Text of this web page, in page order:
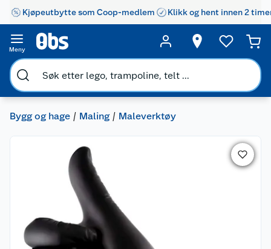
Kjøpeutbytte som Coop-medlem Klikk og hent innen 2
Meny
Bygg og hage Maling Maleverktøy